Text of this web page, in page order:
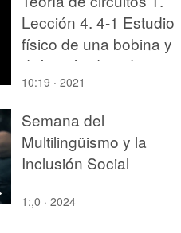
Lección 4. 4-1 Estudio
físico de una bobina y
definición de
10:19 · 2021
Semana del
Multilingüismo y la
Inclusión Social
1:,0 · 2024